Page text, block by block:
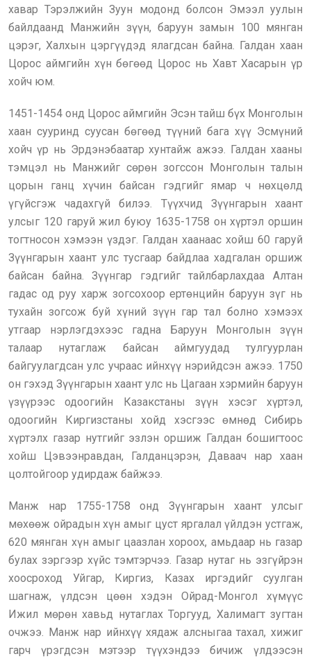
хавар Тэрэлжийн Зуун модонд болсон Эмээл уулын
байлдаанд Манжийн зүүн, баруун замын 100 мянган
цэрэг, Халхын цэргүүдэд ялагдсан байна. Галдан хаан
Цорос аймгийн хүн бөгөөд Цорос нь Хавт Хасарын үр
хойч юм.
1451-1454 онд Цорос аймгийн Эсэн тайш бүх Монголын
хаан сууринд суусан бөгөөд түүний бага хүү Эсмүний
хойч үр нь Эрдэнэбаатар хунтайж ажээ. Галдан хааны
тэмцэл нь Манжийг сөрөн зогссон Монголын талын
цорын ганц хүчин байсан гэдгийг ямар ч нөхцөлд
үгүйсгэж чадахгүй билээ. Түүхчид Зүүнгарын хаант
улсыг 120 гаруй жил буюу 1635-1758 он хүртэл оршин
тогтносон хэмээн үздэг. Галдан хаанаас хойш 60 гаруй
Зүүнгарын хаант улс тусгаар байдлаа хадгалан оршиж
байсан байна. Зүүнгар гэдгийг тайлбарлахдаа Алтан
гадас од руу харж зогсохоор ертөнцийн баруун зүг нь
тухайн зогсож буй хүний зүүн гар тал болно хэмээх
утгаар нэрлэгдэхээс гадна Баруун Монголын зүүн
талаар нутаглаж байсан аймгуудад тулгуурлан
байгуулагдсан улс учраас ийнхүү нэрийдсэн ажээ. 1750
он гэхэд Зүүнгарын хаант улс нь Цагаан хэрмийн баруун
үзүүрээс одоогийн Казакстаны зүүн хэсэг хүртэл,
одоогийн Киргизстаны хойд хэсгээс өмнөд Сибирь
хүртэлх газар нутгийг эзлэн оршиж Галдан бошигтоос
хойш Цэвээнравдан, Галданцэрэн, Даваач нар хаан
цолтойгоор удирдаж байжээ.
Манж нар 1755-1758 онд Зүүнгарын хаант улсыг
мөхөөж ойрадын хүн амыг цуст яргалал үйлдэн устгаж,
620 мянган хүн амыг цаазлан хороох, амьдаар нь газар
булах зэргээр хүйс тэмтэрчээ. Газар нутаг нь эзгүйрэн
хоосроход Уйгар, Киргиз, Казах иргэдийг суулган
шагнаж, үлдсэн цөөн хэдэн Ойрад-Монгол хүмүүс
Ижил мөрөн хавьд нутаглах Торгууд, Халимагт зугтан
очжээ. Манж нар ийнхүү хядаж алсныгаа тахал, хижиг
гарч үрэгдсэн мэтээр түүхэндээ бичиж үлдээсэн